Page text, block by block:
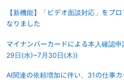
【新機能】「ビデオ面談対応」をプ
なりました
マイナンバーカードによる本人確認
29日(水)~7月30日(木))
AI関連の依頼増加に伴い、31の仕事